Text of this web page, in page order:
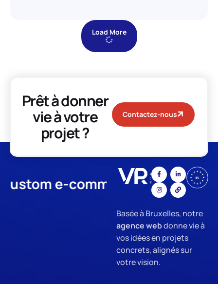
Load More
Prêt à donner
vie à votre
projet ?
Contactez-nous
e-commerce App
Basée à Bruxelles, notre
agence webdonne vie à
vos idées en projets
concrets, alignés sur
votre vision.